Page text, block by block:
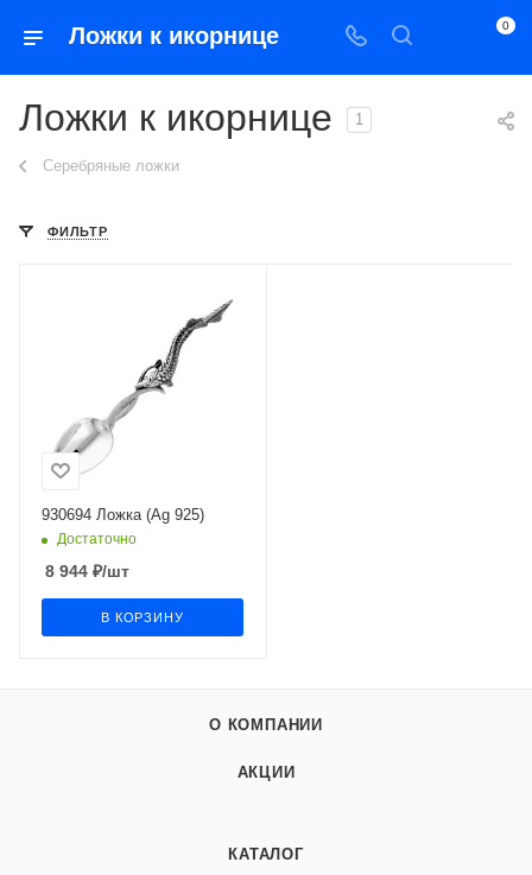
Ложки к икорнице 0
Ложки к икорнице 1
Серебряные ложки
ФИЛЬТР
930694 Ложка (Ag 925)
Достаточно
8 944 ₽/шт
В КОРЗИНУ
О КОМПАНИИ
АКЦИИ
КАТАЛОГ